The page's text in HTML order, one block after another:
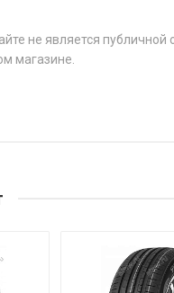
не является
магазине.
Ecopro 99 165/70R14 85T
Ecopro 99 175/55R15 77H